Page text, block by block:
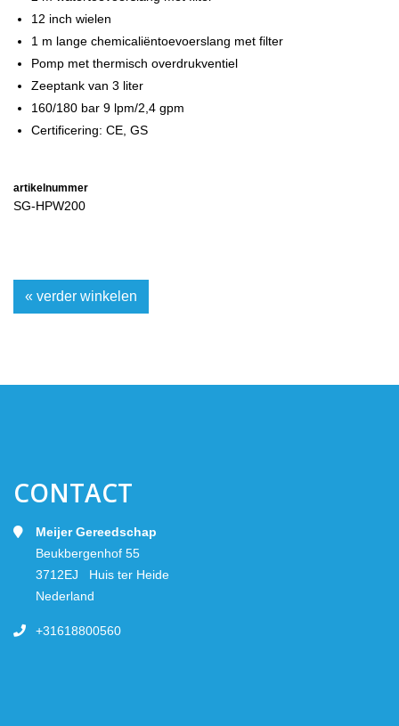
12 inch wielen
1 m lange chemicaliëntoevoerslang met filter
Pomp met thermisch overdrukventiel
Zeeptank van 3 liter
160/180 bar 9 lpm/2,4 gpm
Certificering: CE, GS
artikelnummer
SG-HPW200
« verder winkelen
CONTACT
Meijer Gereedschap
Beukbergenhof 55
3712EJ Huis ter Heide
Nederland
+31618800560